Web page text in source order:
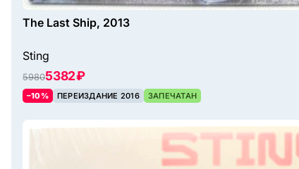
The Last Ship, 2013
Sting
59805382 ₽
–10% ПЕРЕИЗДАНИЕ 2016 ЗАПЕЧАТАН